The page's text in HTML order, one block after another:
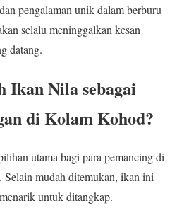
pengalaman unik dalam berburu
selalu meninggalkan kesan
datang.
Ikan Nila sebagai
di Kolam Kohod?
utama bagi para pemancing di
mudah ditemukan, ikan ini
untuk ditangkap.